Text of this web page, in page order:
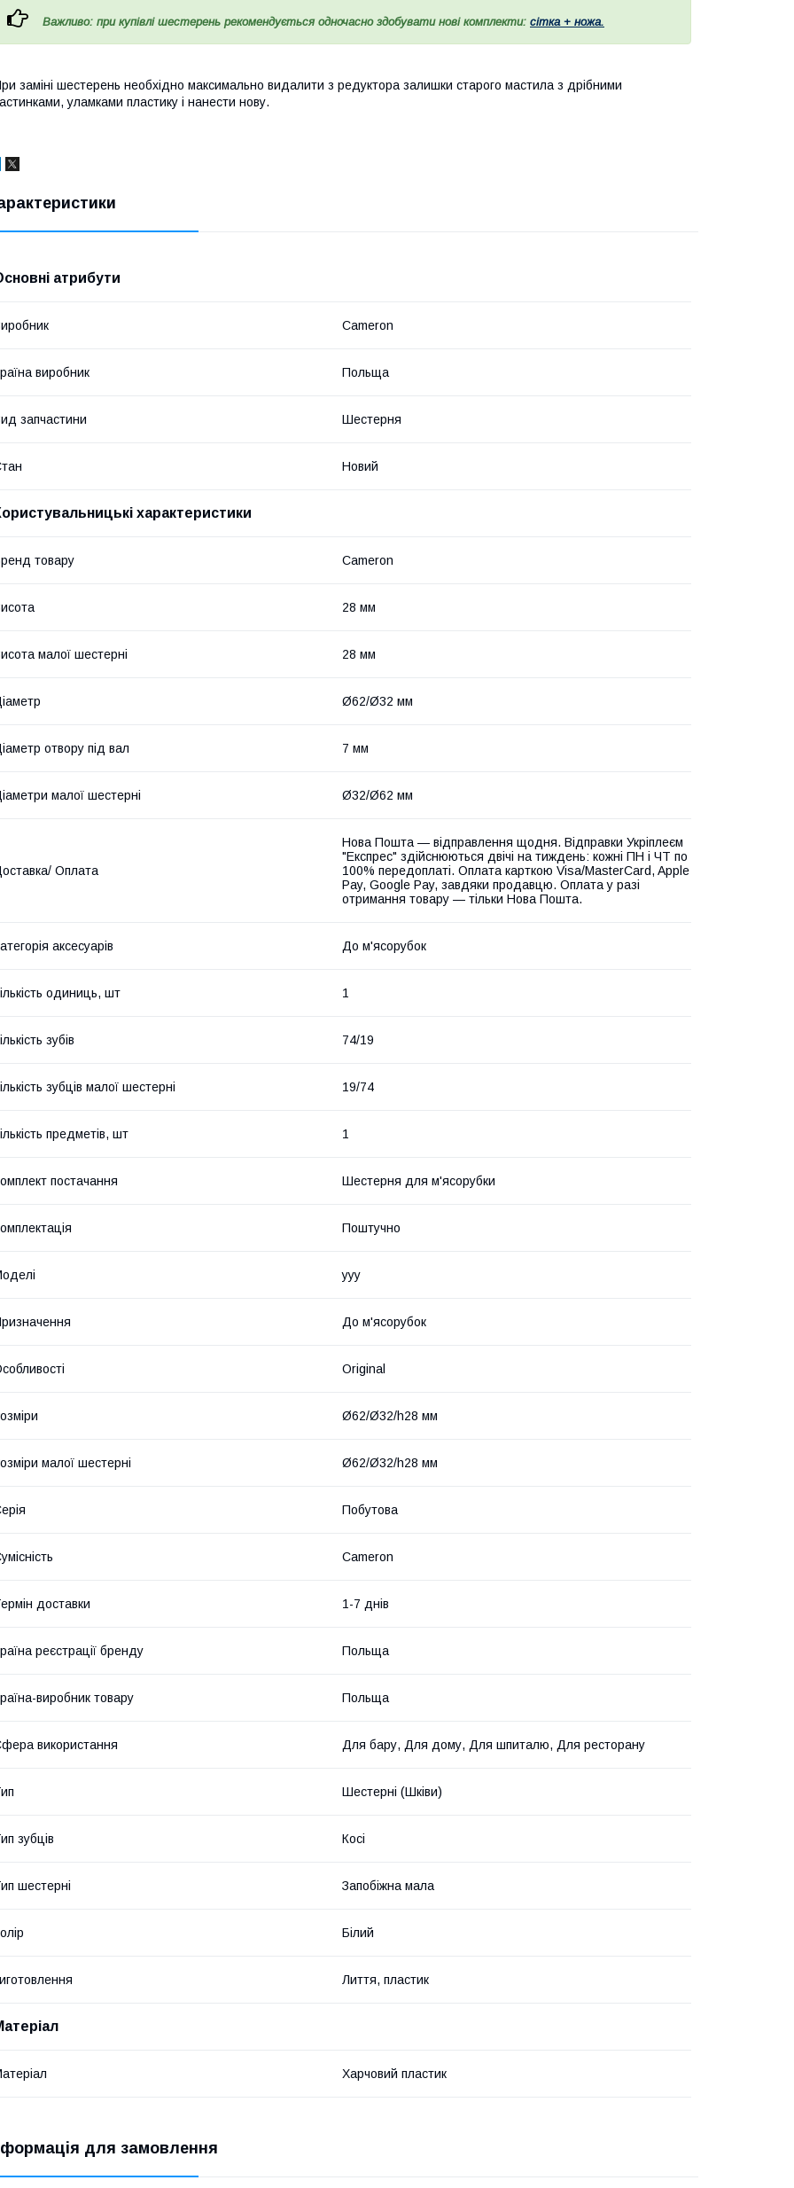
Важливо: при купівлі шестерень рекомендується одночасно здобувати нові комплекти: сітка + ножа.
заміні шестерень необхідно максимально видалити з редуктора залишки старого мастила з дрібними
уламками пластику і нанести нову.
атрибути
Cameron
виробник Польща
запчастини Шестерня
Новий
характеристики
товару Cameron
28 мм
малої шестерні 28 мм
Ø62/Ø32 мм
отвору під вал 7 мм
малої шестерні Ø32/Ø62 мм
Оплата
Нова Пошта — відправлення щодня. Відправки Укріплеєм
"Експрес" здійснюються двічі на тиждень: кожні ПН і ЧТ по
100% передоплаті. Оплата карткою Visa/MasterCard, Apple
Pay, Google Pay, завдяки продавцю. Оплата у разі
отримання товару — тільки Нова Пошта.
аксесуарів До м'ясорубок
одиниць, шт 1
зубів 74/19
зубців малої шестерні 19/74
предметів, шт 1
постачання Шестерня для м'ясорубки
Поштучно
yyy
До м'ясорубок
Original
Ø62/Ø32/h28 мм
малої шестерні Ø62/Ø32/h28 мм
Побутова
Cameron
доставки 1-7 днів
реєстрації бренду Польща
виробник товару Польща
використання Для бару, Для дому, Для шпиталю, Для ресторану
Шестерні (Шківи)
зубців Косі
шестерні Запобіжна мала
Білий
Лиття, пластик
Харчовий пластик
для замовлення